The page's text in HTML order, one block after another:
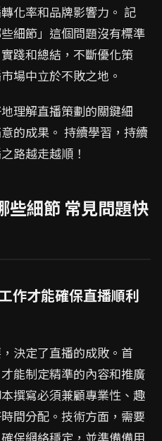
化率和品牌影響力。 記
細節」這個問題沒有標準
踐和總結，不斷優化策
場中立於不敗之地。
理解直播策劃的關鍵細
的成果。 持續學習，持續
路越走越順！
些細節 常見問題快
作才能確保直播順利
決定了直播的成敗。首
能制定精準的內容和推廣
撰寫必須兼顧專業性、趣
間分配。技術方面，需要
保網絡穩定，並準備備用